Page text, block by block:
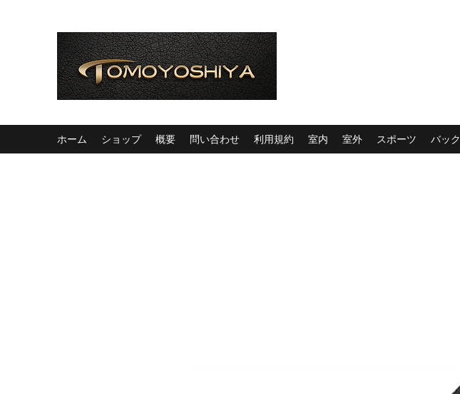
ホーム ショップ 概要 問い合わせ 利用規約 室内 室外 スポーツ バック